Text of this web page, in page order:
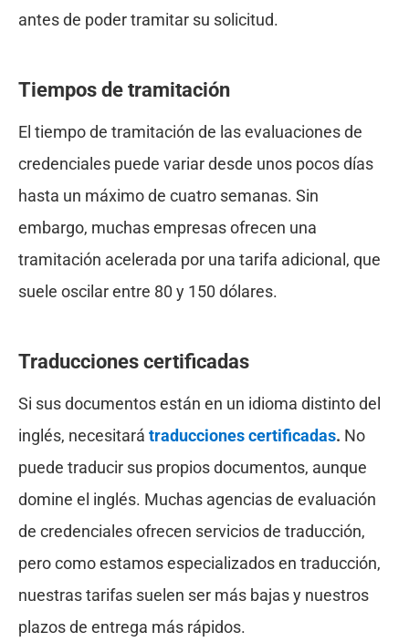
antes de poder tramitar su solicitud.
Tiempos de tramitación
El tiempo de tramitación de las evaluaciones de
credenciales puede variar desde unos pocos días
hasta un máximo de cuatro semanas. Sin
embargo, muchas empresas ofrecen una
tramitación acelerada por una tarifa adicional, que
suele oscilar entre 80 y 150 dólares.
Traducciones certificadas
Si sus documentos están en un idioma distinto del
inglés, necesitará traducciones certificadas. No
puede traducir sus propios documentos, aunque
domine el inglés. Muchas agencias de evaluación
de credenciales ofrecen servicios de traducción,
pero como estamos especializados en traducción,
nuestras tarifas suelen ser más bajas y nuestros
plazos de entrega más rápidos.